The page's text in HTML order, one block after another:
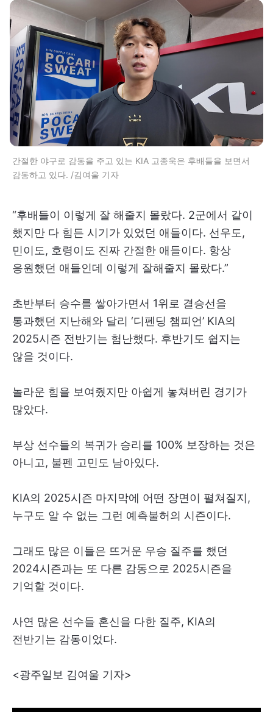
간절한 야구로 감동을 주고 있는 KIA 고종욱은 후배들을 보면서
감동하고 있다. /김여울 기자
“후배들이 이렇게 잘 해줄지 몰랐다. 2군에서 같이
했지만 다 힘든 시기가 있었던 애들이다. 선우도,
민이도, 호령이도 진짜 간절한 애들이다. 항상
응원했던 애들인데 이렇게 잘해줄지 몰랐다.”
초반부터 승수를 쌓아가면서 1위로 결승선을
통과했던 지난해와 달리 ‘디펜딩 챔피언’ KIA의
2025시즌 전반기는 험난했다. 후반기도 쉽지는
않을 것이다.
놀라운 힘을 보여줬지만 아쉽게 놓쳐버린 경기가
많았다.
부상 선수들의 복귀가 승리를 100% 보장하는 것은
아니고, 불펜 고민도 남아있다.
KIA의 2025시즌 마지막에 어떤 장면이 펼쳐질지,
누구도 알 수 없는 그런 예측불허의 시즌이다.
그래도 많은 이들은 뜨거운 우승 질주를 했던
2024시즌과는 또 다른 감동으로 2025시즌을
기억할 것이다.
사연 많은 선수들 혼신을 다한 질주, KIA의
전반기는 감동이었다.
<광주일보 김여울 기자>